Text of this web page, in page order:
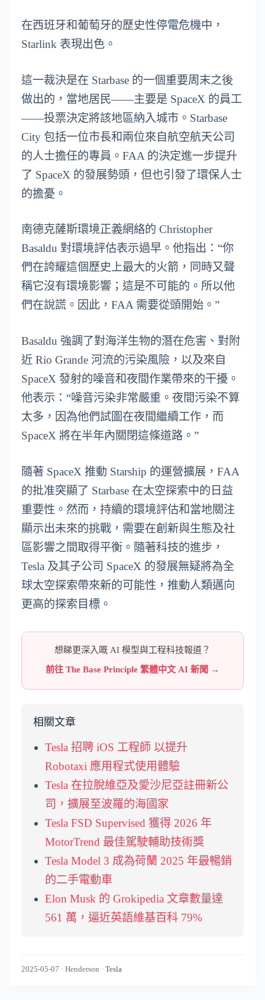
在西班牙和葡萄牙的歷史性停電危機中，
Starlink 表現出色。
這一裁決是在 Starbase 的一個重要周末之後
做出的，當地居民——主要是 SpaceX 的員工
——投票決定將該地區納入城市。Starbase
City 包括一位市長和兩位來自航空航天公司
的人士擔任的專員。FAA 的決定進一步提升
了 SpaceX 的發展勢頭，但也引發了環保人士
的擔憂。
南德克薩斯環境正義網絡的 Christopher
Basaldu 對環境評估表示過早。他指出：“你
們在誇耀這個歷史上最大的火箭，同時又聲
稱它沒有環境影響；這是不可能的。所以他
們在說謊。因此，FAA 需要從頭開始。”
Basaldu 強調了對海洋生物的潛在危害、對附
近 Rio Grande 河流的污染風險，以及來自
SpaceX 發射的噪音和夜間作業帶來的干擾。
他表示：“噪音污染非常嚴重。夜間污染不算
太多，因為他們試圖在夜間繼續工作，而
SpaceX 將在半年內關閉這條道路。”
隨著 SpaceX 推動 Starship 的運營擴展，FAA
的批准突顯了 Starbase 在太空探索中的日益
重要性。然而，持續的環境評估和當地關注
顯示出未來的挑戰，需要在創新與生態及社
區影響之間取得平衡。隨著科技的進步，
Tesla 及其子公司 SpaceX 的發展無疑將為全
球太空探索帶來新的可能性，推動人類邁向
更高的探索目標。
想睇更深入嘅 AI 模型與工程科技報道？
前往 The Base Principle 繁體中文 AI 新聞 →
相關文章
Tesla 招聘 iOS 工程師 以提升
Robotaxi 應用程式使用體驗
Tesla 在拉脫維亞及愛沙尼亞註冊新公
司，擴展至波羅的海國家
Tesla FSD Supervised 獲得 2026 年
MotorTrend 最佳駕駛輔助技術獎
Tesla Model 3 成為荷蘭 2025 年最暢銷
的二手電動車
Elon Musk 的 Grokipedia 文章數量達
561 萬，逼近英語維基百科 79%
2025-05-07 · Henderson · Tesla